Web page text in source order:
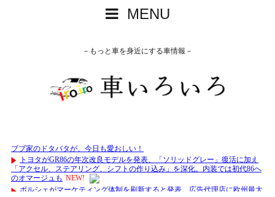
MENU
－もっと車を身近にする車情報－